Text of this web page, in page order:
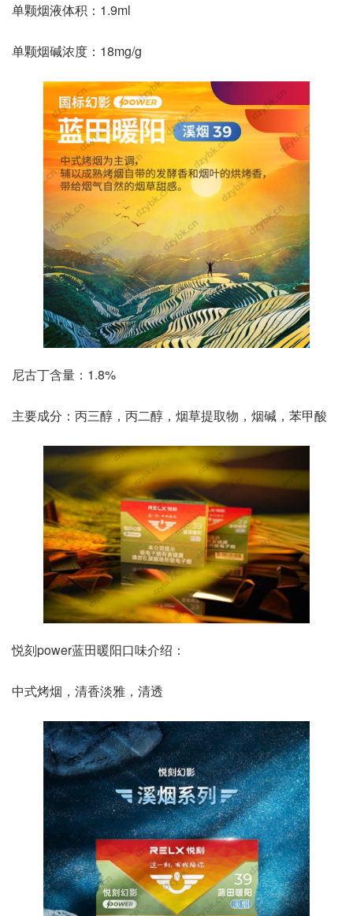
单颗烟液体积：1.9ml
单颗烟碱浓度：18mg/g
尼古丁含量：1.8%
主要成分：丙三醇，丙二醇，烟草提取物，烟碱，苯甲酸
悦刻power蓝田暖阳口味介绍：
中式烤烟，清香淡雅，清透